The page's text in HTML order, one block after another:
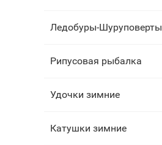
Ледобуры-Шуруповерты
Рипусовая рыбалка
Удочки зимние
Катушки зимние